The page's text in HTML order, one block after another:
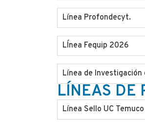
Línea Profondecyt.
LÍnea Fequip 2026
Línea de Investigación
LÍNEAS DE
Línea Sello UC Temuco